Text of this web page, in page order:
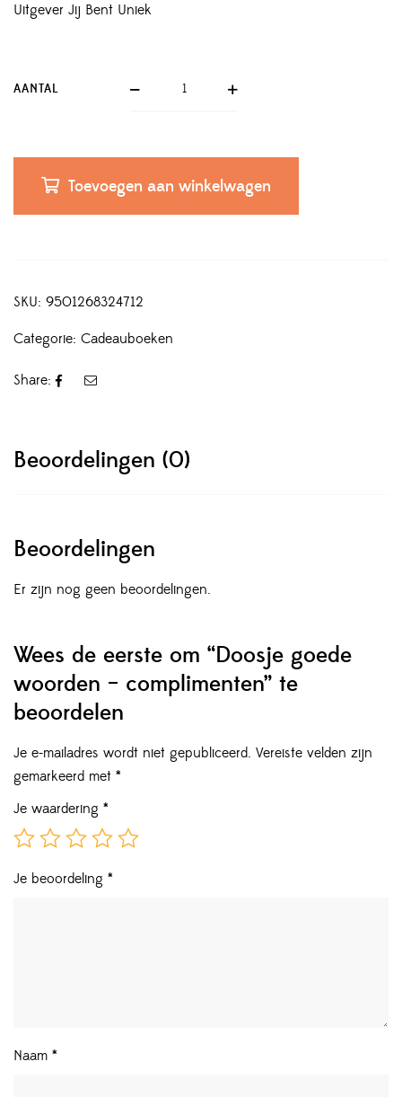
Uitgever Jij Bent Uniek
AANTAL
Toevoegen aan winkelwagen
SKU: 9501268324712
Categorie: Cadeauboeken
Share:
Beoordelingen (0)
Beoordelingen
Er zijn nog geen beoordelingen.
Wees de eerste om “Doosje goede
woorden – complimenten” te
beoordelen
Je e-mailadres wordt niet gepubliceerd. Vereiste velden zijn
gemarkeerd met *
Je waardering *
Je beoordeling *
Naam *